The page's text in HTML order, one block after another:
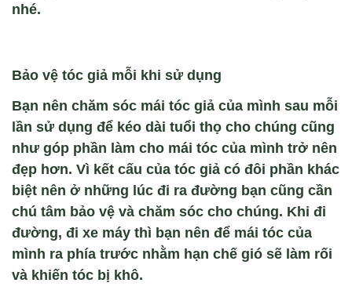
nhé.
Bảo vệ tóc giả mỗi khi sử dụng
Bạn nên chăm sóc mái tóc giả của mình sau mỗi
lần sử dụng để kéo dài tuổi thọ cho chúng cũng
như góp phần làm cho mái tóc của mình trở nên
đẹp hơn. Vì kết cấu của tóc giả có đôi phần khác
biệt nên ở những lúc đi ra đường bạn cũng cần
chú tâm bảo vệ và chăm sóc cho chúng. Khi đi
đường, đi xe máy thì bạn nên để mái tóc của
mình ra phía trước nhằm hạn chế gió sẽ làm rối
và khiến tóc bị khô.